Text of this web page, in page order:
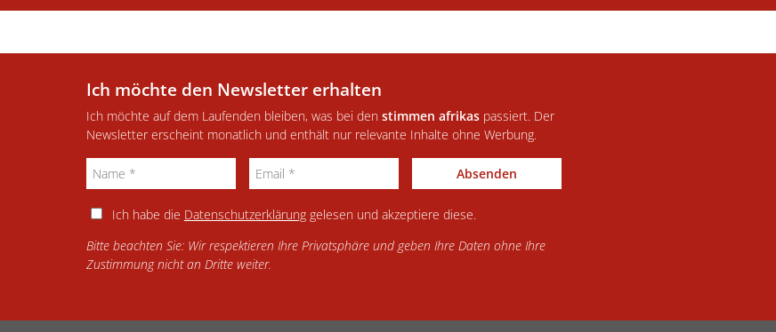
Ich möchte den Newsletter erhalten
Ich möchte auf dem Laufenden bleiben, was bei den stimmen afrikas passiert. Der
Newsletter erscheint monatlich und enthält nur relevante Inhalte ohne Werbung.
Absenden
Ich habe die Datenschutzerklärunggelesen und akzeptiere diese.
Bitte beachten Sie: Wir respektieren Ihre Privatsphäre und geben Ihre Daten ohne Ihre
Zustimmung nicht an Dritte weiter.